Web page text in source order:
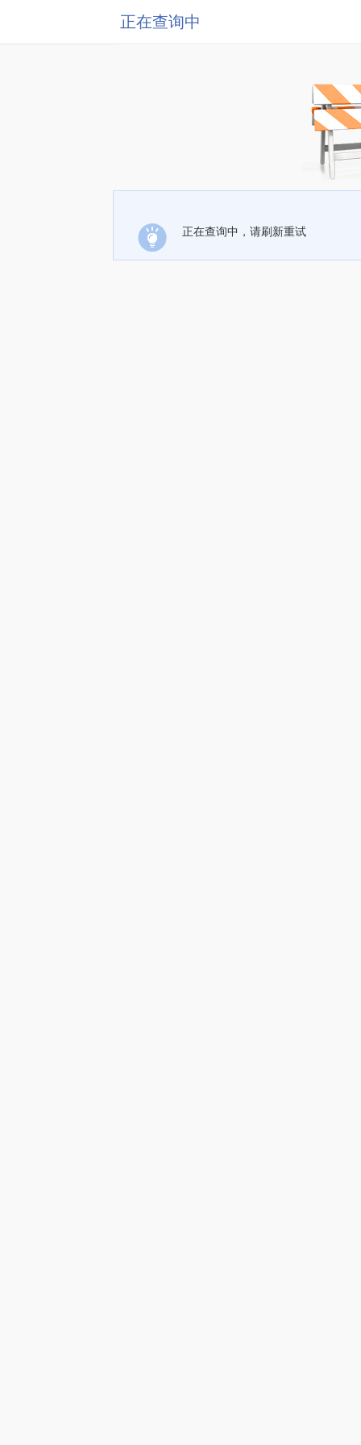
正在查询中
正在查询中，请刷新重试